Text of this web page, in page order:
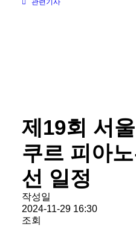
관련기사
제19회 서
쿠르 피아
선 일정
작성일
2024-11-29 16:30
조회